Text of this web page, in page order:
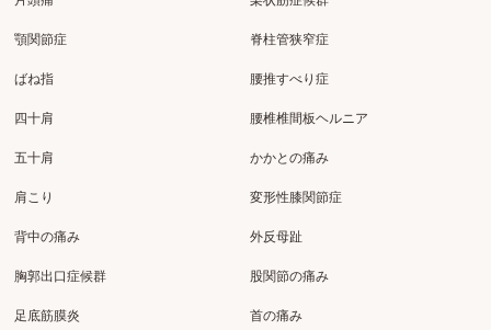
顎関節症
ばね指
四十肩
五十肩
肩こり
背中の痛み
胸郭出口症候群
脊柱管狭窄症
腰推すべり症
腰椎椎間板ヘルニア
かかとの痛み
変形性膝関節症
外反母趾
股関節の痛み
足底筋膜炎 首の痛み